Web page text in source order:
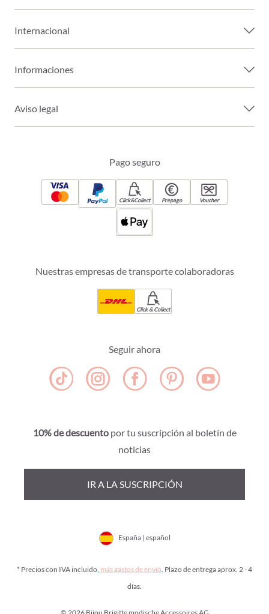
Internacional
Informaciones
Aviso legal
Pago seguro
Click&Collect Prepago Voucher
Nuestras empresas de transporte colaboradoras
Click & Collect
Seguir ahora
10% de descuentopor tu suscripción al boletín de
noticias
IR A LA SUSCRIPCIÓN
España | español
* Precios con IVA incluido, más gastos de envío. Plazo de entrega aprox. 2 - 4
días.